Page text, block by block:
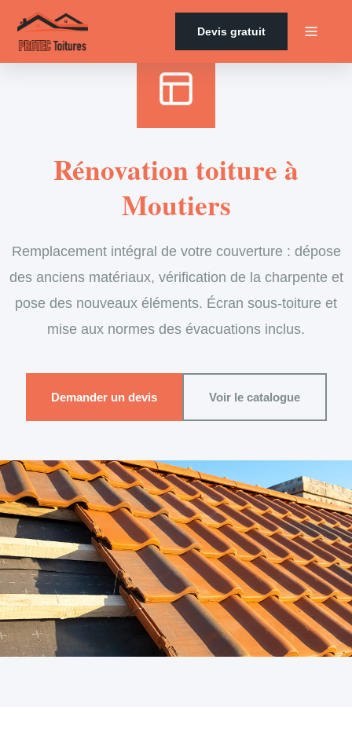
Devis gratuit
Rénovation toiture à
Moutiers
Remplacement intégral de votre couverture : dépose
des anciens matériaux, vérification de la charpente et
pose des nouveaux éléments. Écran sous-toiture et
mise aux normes des évacuations inclus.
Demander un devis Voir le catalogue